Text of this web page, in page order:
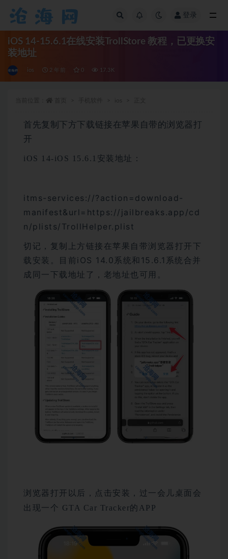
登录
iOS 14-15.6.1在线安装TrollStore 教程，已更换安
装地址
ios 2 年前 0 17.3K
首先复制下方下载链接在苹果自带的浏览器打
开
iOS 14-iOS 15.6.1安装地址：
itms-services://?action=download-
manifest&url=https://jailbreaks.app/cd
n/plists/TrollHelper.plist
切记，复制上方链接在苹果自带浏览器打开下
载安装。目前iOS 14.0系统和15.6.1系统合并
成同一下载地址了，老地址也可用。
浏览器打开以后，点击安装，过一会儿桌面会
出现一个 GTA Car Tracker的APP